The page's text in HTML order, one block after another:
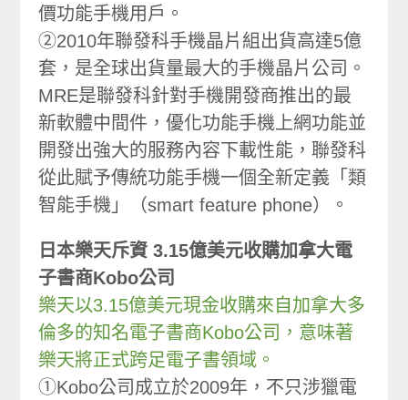
價功能手機用戶。
②2010年聯發科手機晶片組出貨高達5億
套，是全球出貨量最大的手機晶片公司。
MRE是聯發科針對手機開發商推出的最
新軟體中間件，優化功能手機上網功能並
開發出強大的服務內容下載性能，聯發科
從此賦予傳統功能手機一個全新定義「類
智能手機」（smart feature phone）。
日本樂天斥資 3.15億美元收購加拿大電
子書商Kobo公司
樂天以3.15億美元現金收購來自加拿大多
倫多的知名電子書商Kobo公司，意味著
樂天將正式跨足電子書領域。
①Kobo公司成立於2009年，不只涉獵電